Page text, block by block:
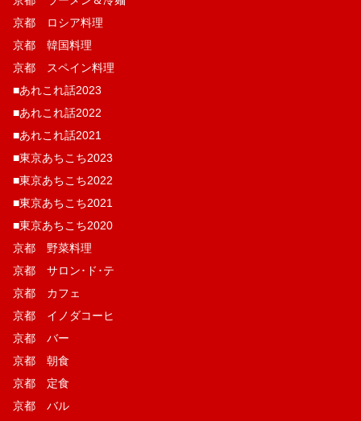
京都 ロシア料理
京都 韓国料理
京都 スペイン料理
■あれこれ話2023
■あれこれ話2022
■あれこれ話2021
■東京あちこち2023
■東京あちこち2022
■東京あちこち2021
■東京あちこち2020
京都 野菜料理
京都 サロン･ド･テ
京都 カフェ
京都 イノダコーヒ
京都 バー
京都 朝食
京都 定食
京都 バル